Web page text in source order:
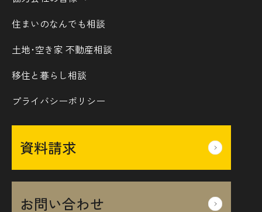
住まいのなんでも相談
土地･空き家 不動産相談
移住と暮らし相談
プライバシーポリシー
資料請求
お問い合わせ